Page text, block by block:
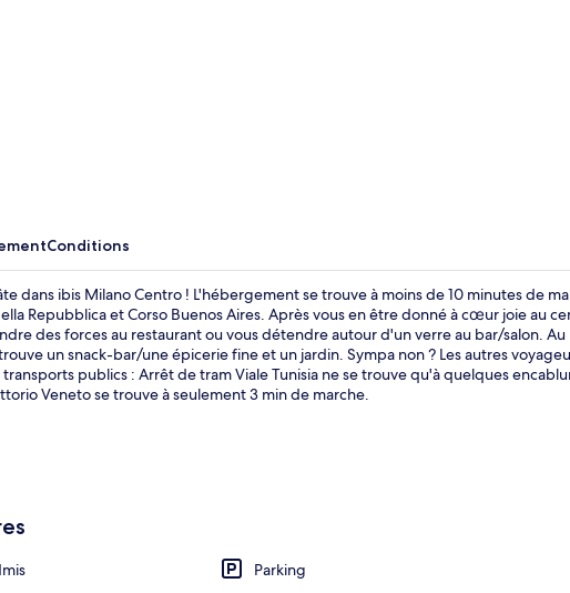
Conditions
dans ibis Milano Centro ! L'hébergement se trouve à moins de 10 minutes de
Repubblica et Corso Buenos Aires. Après vous en être donné à cœur joie au
des forces au restaurant ou vous détendre autour d'un verre au bar/salon. Au
un snack-bar/une épicerie fine et un jardin. Sympa non ? Les autres
publics : Arrêt de tram Viale Tunisia ne se trouve qu'à quelques
Veneto se trouve à seulement 3 min de marche.
Parking